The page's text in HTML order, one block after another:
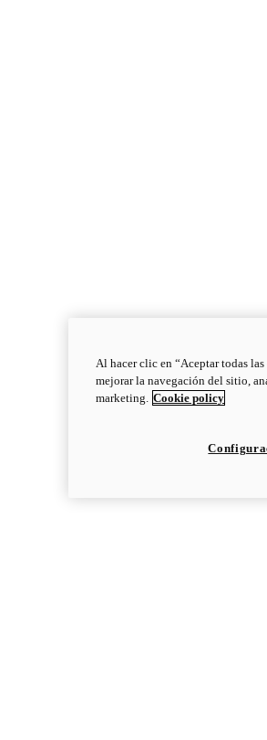
Al hacer clic en “Aceptar todas
mejorar la navegación del sitio,
marketing. Cookie policy